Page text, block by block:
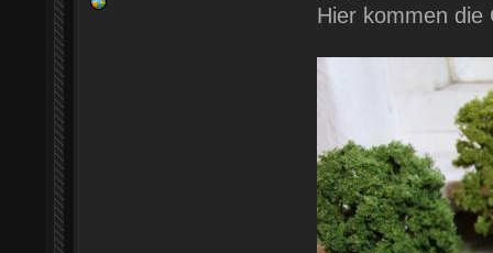
Hier kommen die